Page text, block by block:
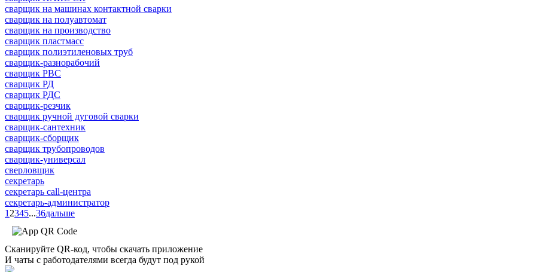
сварщик на машинах контактной сварки
сварщик на полуавтомат
сварщик на производство
сварщик пластмасс
сварщик полиэтиленовых труб
сварщик-разнорабочий
сварщик РВС
сварщик РД
сварщик РДС
сварщик-резчик
сварщик ручной дуговой сварки
сварщик-сантехник
сварщик-сборщик
сварщик трубопроводов
сварщик-универсал
сверловщик
секретарь
секретарь call-центра
секретарь-администратор
1 2345...36дальше
Сканируйте QR-код, чтобы скачать приложение
И чаты с работодателями всегда будут под рукой